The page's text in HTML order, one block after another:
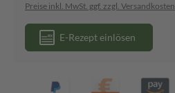
Preise inkl. MwSt. ggf. zzgl. Versandkosten
E-Rezept einlösen